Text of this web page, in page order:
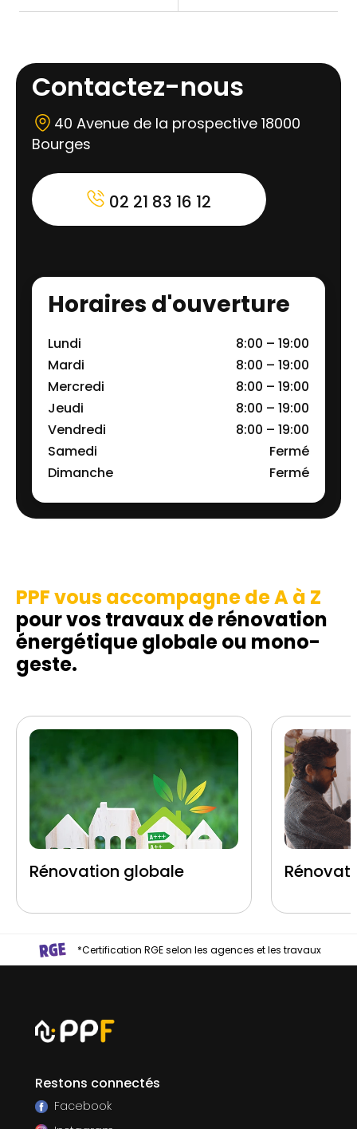
Contactez-nous
40 Avenue de la prospective 18000
Bourges
02 21 83 16 12
Horaires d'ouverture
Lundi
8:00 – 19:00
Mardi
8:00 – 19:00
Mercredi
8:00 – 19:00
Jeudi
8:00 – 19:00
Vendredi
8:00 – 19:00
Samedi
Fermé
Dimanche
Fermé
PPF vous accompagne de A à Z
pour vos travaux de rénovation
énergétique globale ou mono-
geste.
Rénovation globale
*Certification RGE selon les agences et les travaux
Restons connectés
Facebook